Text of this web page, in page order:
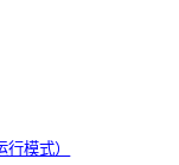
模式）